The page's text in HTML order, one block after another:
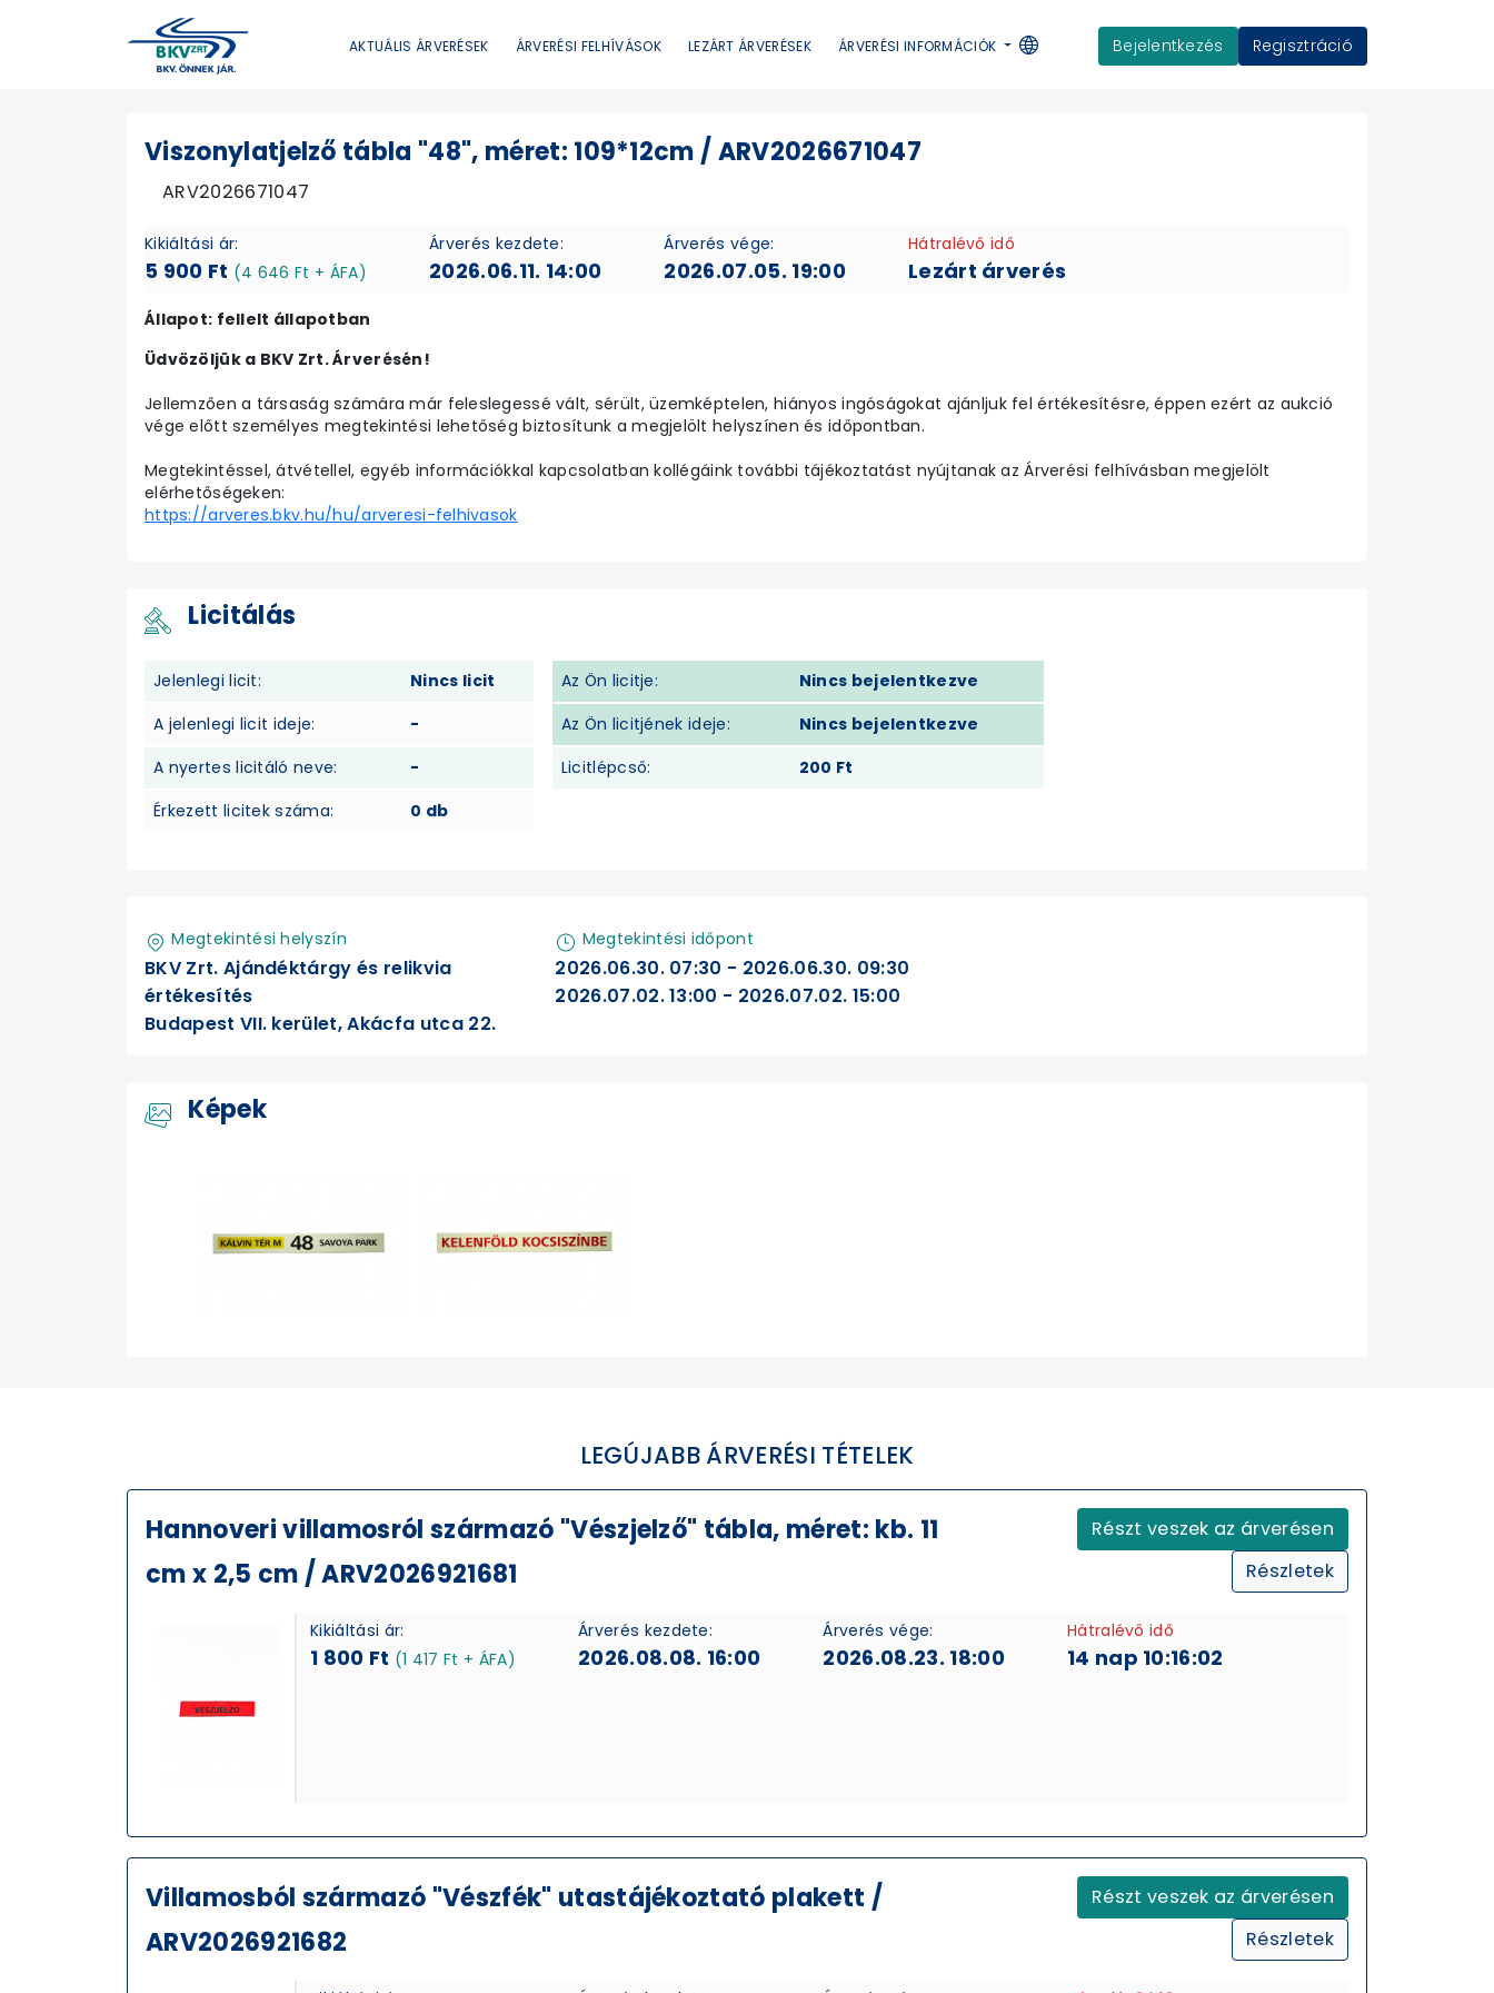
AKTUÁLIS ÁRVERÉSEK ÁRVERÉSI FELHÍVÁSOK LEZÁRT ÁRVERÉSEK ÁRVERÉSI INFORMÁCIÓK Bejelentkezés Regisztráció
Viszonylatjelző tábla "48", méret: 109*12cm / ARV2026671047
ARV2026671047
Kikiáltási ár:
5 900 Ft (4 646 Ft + ÁFA)
Árverés kezdete:
2026.06.11. 14:00
Árverés vége:
2026.07.05. 19:00
Hátralévő idő
Lezárt árverés
Állapot: fellelt állapotban
Üdvözöljük a BKV Zrt. Árverésén!
Jellemzően a társaság számára már feleslegessé vált, sérült, üzemképtelen, hiányos ingóságokat ajánljuk fel értékesítésre, éppen ezért az aukció
vége előtt személyes megtekintési lehetőség biztosítunk a megjelölt helyszínen és időpontban.
Megtekintéssel, átvétellel, egyéb információkkal kapcsolatban kollégáink további tájékoztatást nyújtanak az Árverési felhívásban megjelölt
elérhetőségeken:
https://arveres.bkv.hu/hu/arveresi-felhivasok
Licitálás
Jelenlegi licit:
Nincs licit
A jelenlegi licit ideje:
-
A nyertes licitáló neve:
-
Érkezett licitek száma:
0 db
Az Ön licitje:
Nincs bejelentkezve
Az Ön licitjének ideje:
Nincs bejelentkezve
Licitlépcső:
200 Ft
Megtekintési helyszín
BKV Zrt. Ajándéktárgy és relikvia
értékesítés
Budapest VII. kerület, Akácfa utca 22.
Megtekintési időpont
2026.06.30. 07:30 - 2026.06.30. 09:30
2026.07.02. 13:00 - 2026.07.02. 15:00
Képek
LEGÚJABB ÁRVERÉSI TÉTELEK
Hannoveri villamosról származó "Vészjelző" tábla, méret: kb. 11
cm x 2,5 cm / ARV2026921681
Részt veszek az árverésen
Részletek
Kikiáltási ár:
1 800 Ft (1 417 Ft + ÁFA)
Árverés kezdete:
2026.08.08. 16:00
Árverés vége:
2026.08.23. 18:00
Hátralévő idő
14 nap 10:16:01
Villamosból származó "Vészfék" utastájékoztató plakett /
ARV2026921682
Részt veszek az árverésen
Részletek